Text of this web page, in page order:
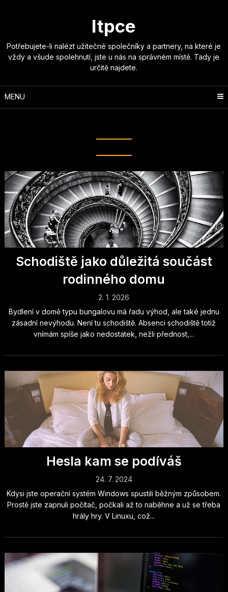
Itpce
Potřebujete-li nalézt užitečné společníky a partnery, na které je
vždy a všude spolehnutí, jste u nás na správném místě. Tady je
určitě najdete.
MENU
Schodiště jako důležitá součást
rodinného domu
2. 1. 2026
Bydlení v domě typu bungalovu má řadu výhod, ale také jednu
zásadní nevýhodu. Není tu schodiště. Absenci schodiště totiž
vnímám spíše jako nedostatek, nežli přednost,...
Hesla kam se podíváš
24. 7. 2024
Kdysi jste operační systém Windows spustili běžným způsobem.
Prostě jste zapnuli počítač, počkali až to naběhne a už se třeba
hrály hry. V Linuxu, což...